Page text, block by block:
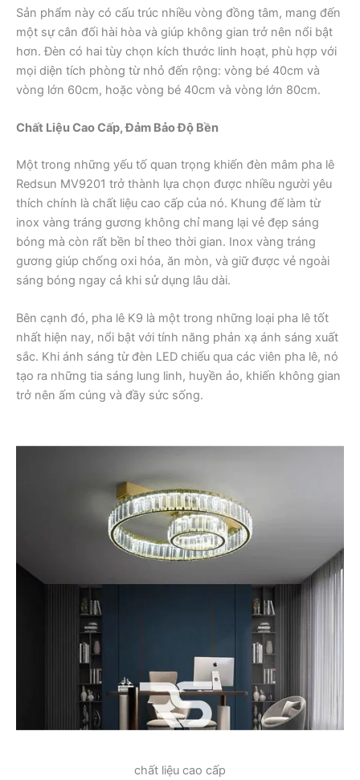
Sản phẩm này có cấu trúc nhiều vòng đồng tâm, mang đến
một sự cân đối hài hòa và giúp không gian trở nên nổi bật
hơn. Đèn có hai tùy chọn kích thước linh hoạt, phù hợp với
mọi diện tích phòng từ nhỏ đến rộng: vòng bé 40cm và
vòng lớn 60cm, hoặc vòng bé 40cm và vòng lớn 80cm.
Chất Liệu Cao Cấp, Đảm Bảo Độ Bền
Một trong những yếu tố quan trọng khiến đèn mâm pha lê
Redsun MV9201 trở thành lựa chọn được nhiều người yêu
thích chính là chất liệu cao cấp của nó. Khung đế làm từ
inox vàng tráng gương không chỉ mang lại vẻ đẹp sáng
bóng mà còn rất bền bỉ theo thời gian. Inox vàng tráng
gương giúp chống oxi hóa, ăn mòn, và giữ được vẻ ngoài
sáng bóng ngay cả khi sử dụng lâu dài.
Bên cạnh đó, pha lê K9 là một trong những loại pha lê tốt
nhất hiện nay, nổi bật với tính năng phản xạ ánh sáng xuất
sắc. Khi ánh sáng từ đèn LED chiếu qua các viên pha lê, nó
tạo ra những tia sáng lung linh, huyền ảo, khiến không gian
trở nên ấm cúng và đầy sức sống.
chất liệu cao cấp